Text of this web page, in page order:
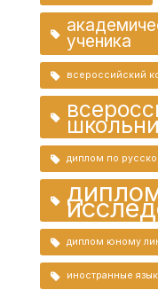
ученика
всероссийский
диплом по
диплом юному
иностранные